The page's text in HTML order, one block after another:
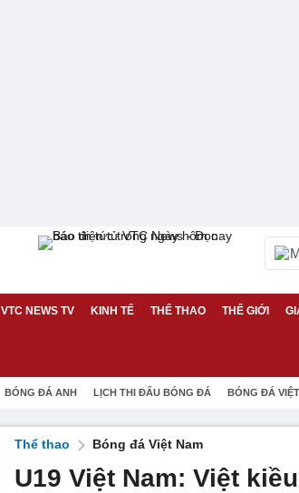
VTC NEWS TV KINH TẾ THỂ THAO THẾ GIỚI
BÓNG ĐÁ ANH LỊCH THI ĐẤU BÓNG ĐÁ BÓNG ĐÁ
Thể thao Bóng đá Việt Nam
U19 Việt Nam: Việt